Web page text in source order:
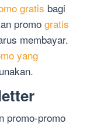
gratis bagi
promo gratis
membayar.
yang
promo-promo